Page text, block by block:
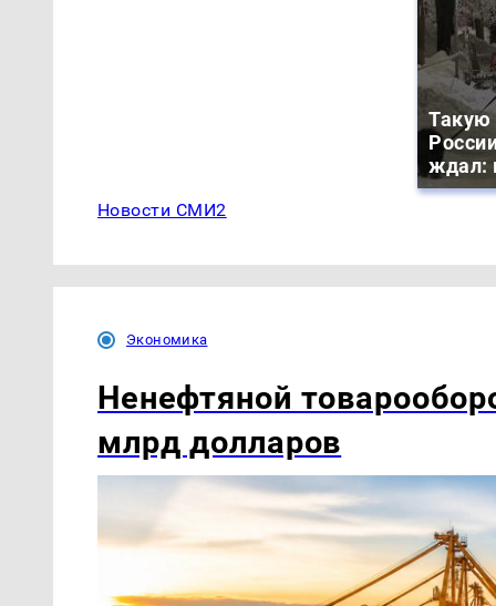
Такую
ждал:
Новости СМИ2
Экономика
Ненефтяной
млрд долларов